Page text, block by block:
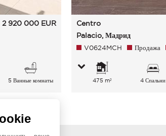
2 920 000 EUR
5 Ванные комнаты
Centro
Palacio, Мадрид
V0624MCH Продажа
475 m² 4 Спальни